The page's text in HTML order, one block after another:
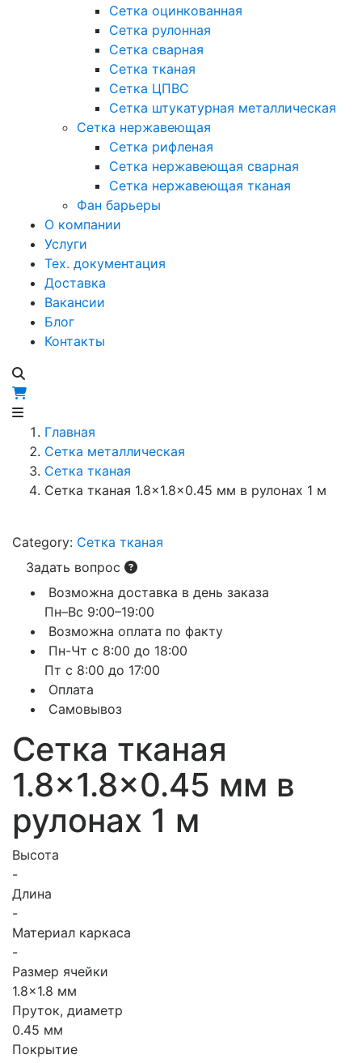
Сетка оцинкованная
Сетка рулонная
Сетка сварная
Сетка тканая
Сетка ЦПВС
Сетка штукатурная металлическая
Сетка нержавеющая
Сетка рифленая
Сетка нержавеющая сварная
Сетка нержавеющая тканая
Фан барьеры
О компании
Услуги
Тех. документация
Доставка
Вакансии
Блог
Контакты
Главная
Сетка металлическая
Сетка тканая
Сетка тканая 1.8×1.8×0.45 мм в рулонах 1 м
Category: Сетка тканая
Задать вопрос
Возможна доставка в день заказа
Пн–Вс 9:00–19:00
Возможна оплата по факту
Пн-Чт с 8:00 до 18:00
Пт с 8:00 до 17:00
Оплата
Самовывоз
Сетка тканая
1.8×1.8×0.45 мм в
рулонах 1 м
Высота
-
Длина
-
Материал каркаса
-
Размер ячейки
1.8x1.8 мм
Пруток, диаметр
0.45 мм
Покрытие